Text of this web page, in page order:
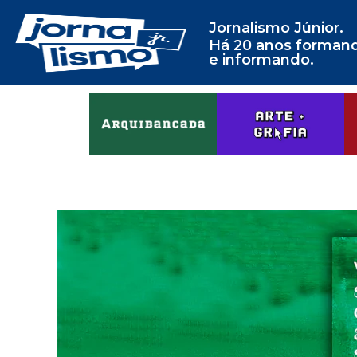
Jornalismo Júnior.
Há 20 anos
e informando.